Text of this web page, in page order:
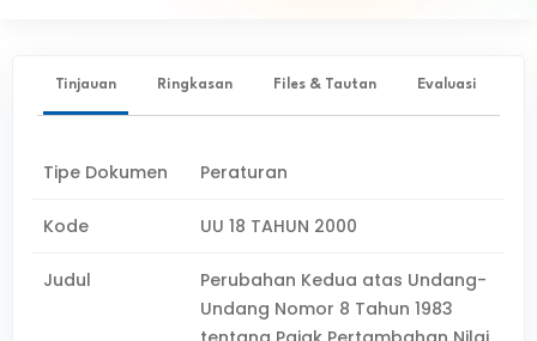
Tinjauan Ringkasan Files & Tautan Evaluasi
Tipe Dokumen Peraturan
Kode UU 18 TAHUN 2000
Judul
Perubahan Kedua atas Undang-
Undang Nomor 8 Tahun 1983